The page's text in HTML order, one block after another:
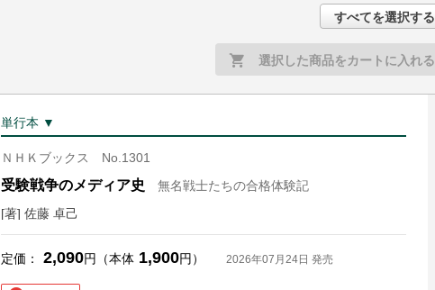
すべてを選択する
選択した商品をカートに入れる
単行本 ▼
ＮＨＫブックス No.1301
受験戦争のメディア史
無名戦士たちの合格体験記
[著] 佐藤 卓己
定価： 2,090円（本体 1,900円） 2026年07月24日 発売